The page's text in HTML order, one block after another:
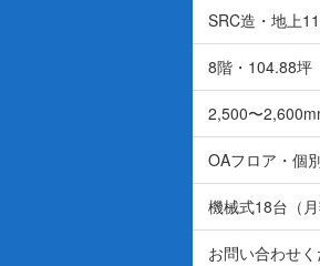
SRC造・地上
8階・104.88坪
2,500〜
OAフロア・個
機械式18台（
お問い合わせ